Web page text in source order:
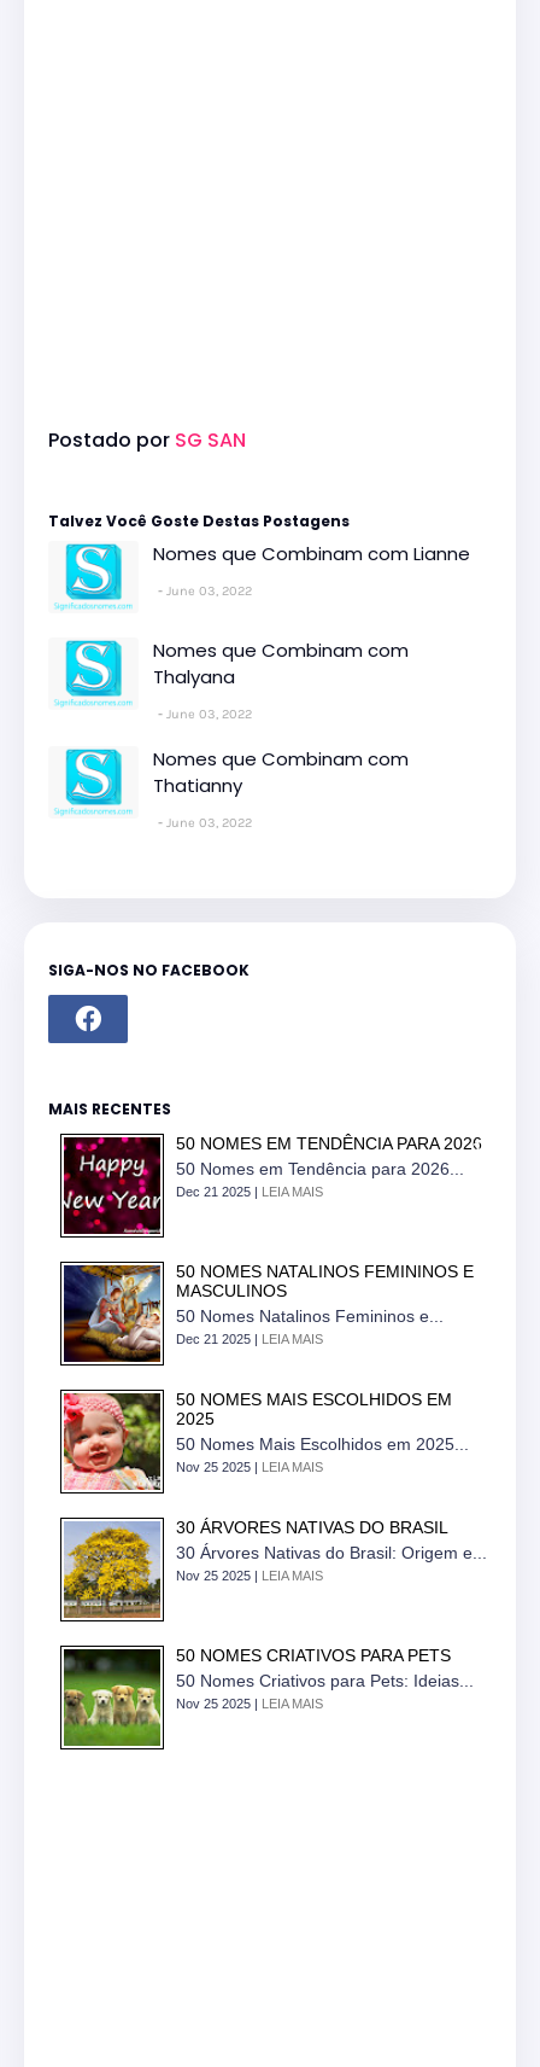
Postado por SG SAN
Talvez Você Goste Destas Postagens
Nomes que Combinam com Lianne
June 03, 2022
Nomes que Combinam com
Thalyana
June 03, 2022
Nomes que Combinam com
Thatianny
June 03, 2022
SIGA-NOS NO FACEBOOK
MAIS RECENTES
50 NOMES EM TENDÊNCIA PARA 2026
50 Nomes em Tendência para 2026...
Dec 21 2025 | LEIA MAIS
50 NOMES NATALINOS FEMININOS E
MASCULINOS
50 Nomes Natalinos Femininos e...
Dec 21 2025 | LEIA MAIS
50 NOMES MAIS ESCOLHIDOS EM
2025
50 Nomes Mais Escolhidos em 2025...
Nov 25 2025 | LEIA MAIS
30 ÁRVORES NATIVAS DO BRASIL
30 Árvores Nativas do Brasil: Origem e...
Nov 25 2025 | LEIA MAIS
50 NOMES CRIATIVOS PARA PETS
50 Nomes Criativos para Pets: Ideias...
Nov 25 2025 | LEIA MAIS